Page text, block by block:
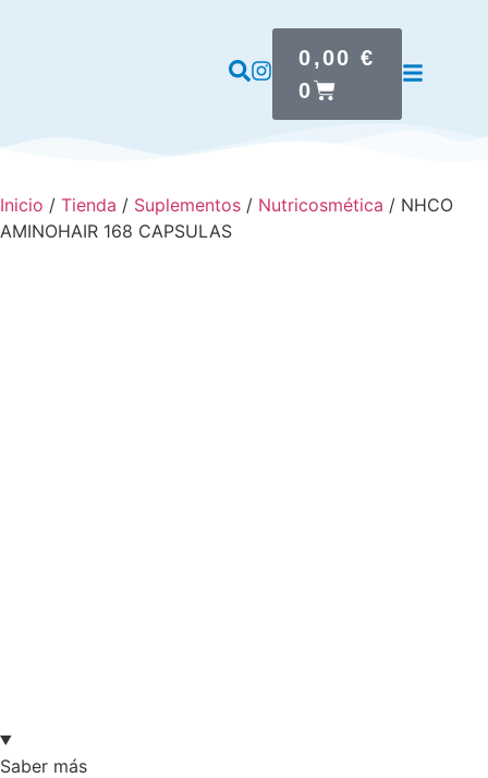
0,00€
0
Inicio / Tienda / Suplementos / Nutricosmética / NHCO
AMINOHAIR 168 CAPSULAS
Saber más